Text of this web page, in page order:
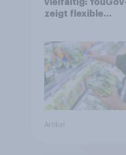
zeigt flexible
Artikel